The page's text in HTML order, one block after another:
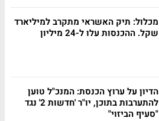
מכלול: תיק האשראי מתקרב למיליארד
שקל. ההכנסות עלו ל-24 מיליון
הדיון על ערוץ הכנסת: המנכ"ל טוען
להתערבות בתוכן, יו"ר 'חדשות 2' נגד
"סעיף הביזוי"